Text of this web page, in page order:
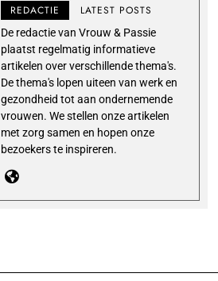
REDACTIE LATEST POSTS
De redactie van Vrouw & Passie
plaatst regelmatig informatieve
artikelen over verschillende thema's.
De thema's lopen uiteen van werk en
gezondheid tot aan ondernemende
vrouwen. We stellen onze artikelen
met zorg samen en hopen onze
bezoekers te inspireren.